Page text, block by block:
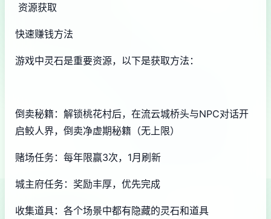
资源获取
快速赚钱方法
游戏中灵石是重要资源，以下是获取方法：
倒卖秘籍：解锁桃花村后，在流云城桥头与NPC对话开
启鲛人界，倒卖净虚期秘籍（无上限）
赌场任务：每年限赢3次，1月刷新
城主府任务：奖励丰厚，优先完成
收集道具：各个场景中都有隐藏的灵石和道具